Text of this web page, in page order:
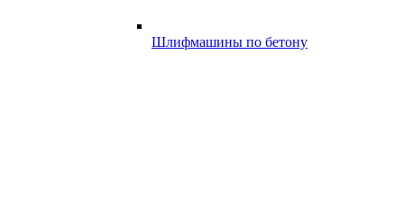
Шлифмашины по бетону